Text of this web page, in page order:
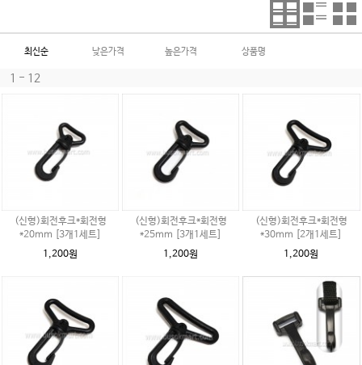
최신순 낮은가격 높은가격 상품명
1 - 12
(신형)회전후크*회전형
*20mm [3개1세트]
1,200원
(신형)회전후크*회전형
*25mm [3개1세트]
1,200원
(신형)회전후크*회전형
*30mm [2개1세트]
1,200원